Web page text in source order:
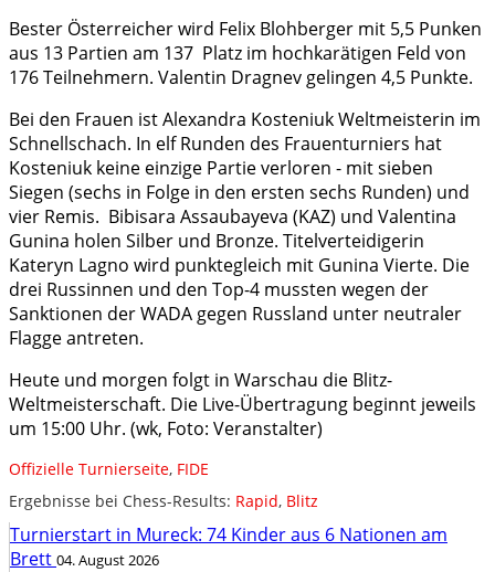
Bester Österreicher wird Felix Blohberger mit 5,5 Punken
aus 13 Partien am 137 Platz im hochkarätigen Feld von
176 Teilnehmern. Valentin Dragnev gelingen 4,5 Punkte.
Bei den Frauen ist Alexandra Kosteniuk Weltmeisterin im
Schnellschach. In elf Runden des Frauenturniers hat
Kosteniuk keine einzige Partie verloren - mit sieben
Siegen (sechs in Folge in den ersten sechs Runden) und
vier Remis. Bibisara Assaubayeva (KAZ) und Valentina
Gunina holen Silber und Bronze. Titelverteidigerin
Kateryn Lagno wird punktegleich mit Gunina Vierte. Die
drei Russinnen und den Top-4 mussten wegen der
Sanktionen der WADA gegen Russland unter neutraler
Flagge antreten.
Heute und morgen folgt in Warschau die Blitz-
Weltmeisterschaft. Die Live-Übertragung beginnt jeweils
um 15:00 Uhr. (wk, Foto: Veranstalter)
Offizielle Turnierseite, FIDE
Ergebnisse bei Chess-Results: Rapid, Blitz
Turnierstart in Mureck: 74 Kinder aus 6 Nationen am
Brett 04. August 2026